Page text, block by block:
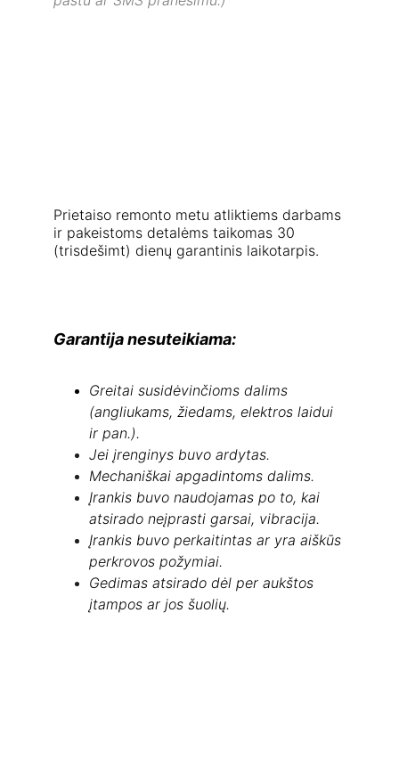
Prietaiso remonto metu atliktiems darbams
ir pakeistoms detalėms taikomas 30
(trisdešimt) dienų garantinis laikotarpis.
Garantija nesuteikiama:
Greitai susidėvinčioms dalims
(angliukams, žiedams, elektros laidui
ir pan.).
Jei įrenginys buvo ardytas.
Mechaniškai apgadintoms dalims.
Įrankis buvo naudojamas po to, kai
atsirado neįprasti garsai, vibracija.
Įrankis buvo perkaitintas ar yra aiškūs
perkrovos požymiai.
Gedimas atsirado dėl per aukštos
įtampos ar jos šuolių.